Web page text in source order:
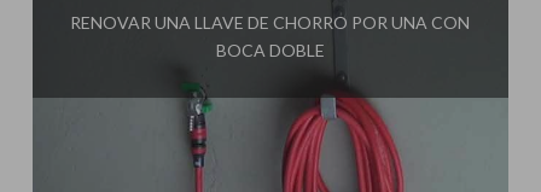
RENOVAR UNA LLAVE DE CHORRO POR UNA CON
BOCA DOBLE